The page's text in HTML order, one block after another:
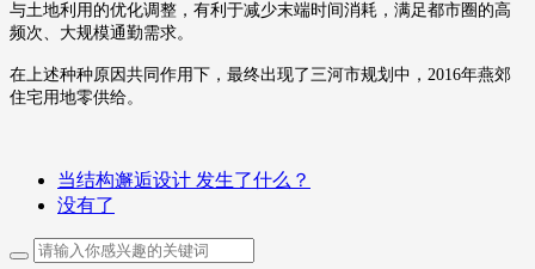
与土地利用的优化调整，有利于减少末端时间消耗，满足都市圈的高
频次、大规模通勤需求。
在上述种种原因共同作用下，最终出现了三河市规划中，2016年燕郊
住宅用地零供给。
当结构邂逅设计 发生了什么？
没有了